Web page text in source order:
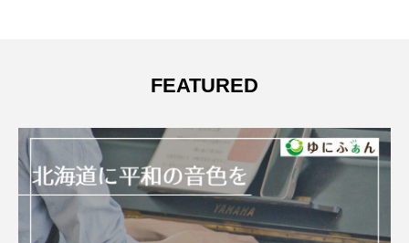
FEATURED